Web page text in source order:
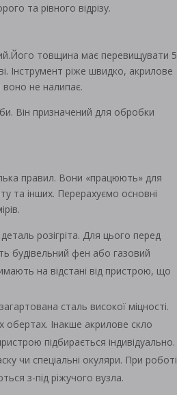
та рівного відрізу.
товщина має перевищувати 5
Інструмент ріже швидко, акрилове
воно не налипає.
Він призначений для обробки
правил. Вони «працюють» для
та інших. Перерахуємо основні
розігріта. Для цього перед
будівельний фен або газовий
на відстані від пристрою, що
сталь високої міцності.
Інакше акрилове скло
підбирається індивідуально.
чи спеціальні окуляри. При роботі
з-під ріжучого вузла.